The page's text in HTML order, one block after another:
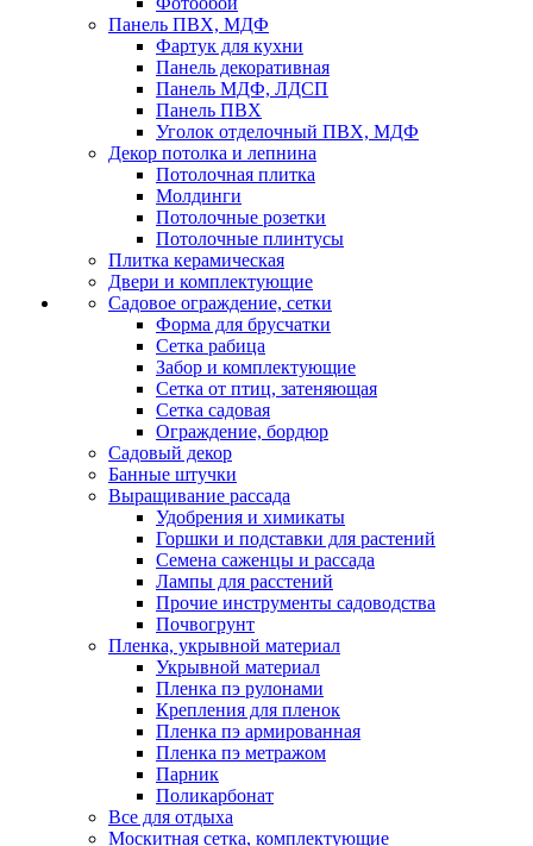
Панель ПВХ, МДФ
Фартук для кухни
Панель декоративная
Панель МДФ, ЛДСП
Панель ПВХ
Уголок отделочный ПВХ, МДФ
Декор потолка и лепнина
Потолочная плитка
Молдинги
Потолочные розетки
Потолочные плинтусы
Плитка керамическая
Двери и комплектующие
Садовое ограждение, сетки
Форма для брусчатки
Сетка рабица
Забор и комплектующие
Сетка от птиц, затеняющая
Сетка садовая
Ограждение, бордюр
Садовый декор
Банные штучки
Выращивание рассада
Удобрения и химикаты
Горшки и подставки для растений
Семена саженцы и рассада
Лампы для расстений
Прочие инструменты садоводства
Почвогрунт
Пленка, укрывной материал
Укрывной материал
Пленка пэ рулонами
Крепления для пленок
Пленка пэ армированная
Пленка пэ метражом
Парник
Поликарбонат
Все для отдыха
Москитная сетка, комплектующие